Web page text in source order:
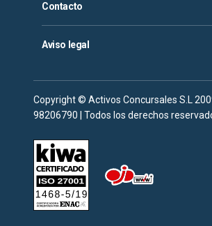
Contacto
Aviso legal
Copyright © Activos Concursales S.L
98206790 | Todos los derechos